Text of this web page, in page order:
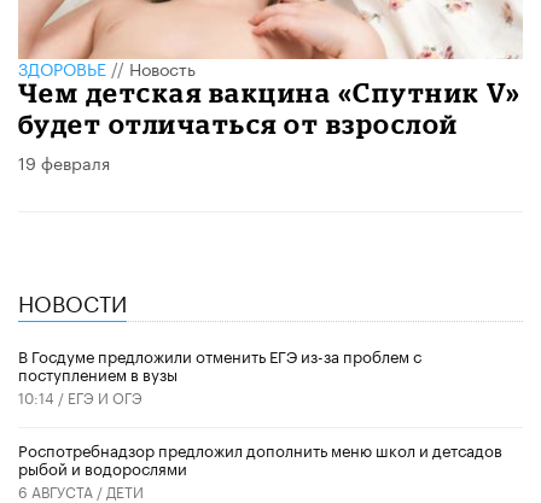
ЗДОРОВЬЕ//Новость
Чем детская вакцина «Спутник V»
будет отличаться от взрослой
19 февраля
НОВОСТИ
В Госдуме предложили отменить ЕГЭ из-за проблем с
поступлением в вузы
10:14 / ЕГЭ И ОГЭ
Роспотребнадзор предложил дополнить меню школ и детсадов
рыбой и водорослями
6 АВГУСТА / ДЕТИ